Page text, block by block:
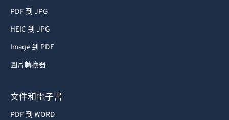
PDF 到 JPG
HEIC 到 JPG
Image 到 PDF
圖片轉換器
文件和電子書
PDF 到 WORD